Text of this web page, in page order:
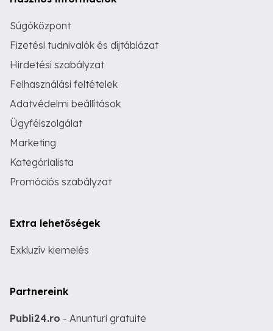
Súgóközpont
Fizetési tudnivalók és díjtáblázat
Hirdetési szabályzat
Felhasználási feltételek
Adatvédelmi beállítások
Ügyfélszolgálat
Marketing
Kategórialista
Promóciós szabályzat
Extra lehetőségek
Exkluzív kiemelés
Partnereink
Publi24.ro - Anunturi gratuite